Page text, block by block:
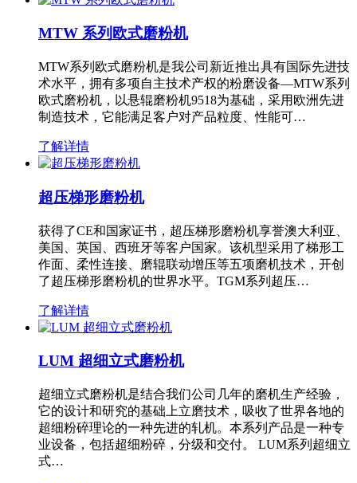
MTW 系列欧式磨粉机
MTW系列欧式磨粉机是我公司新近推出具有国际先进技
术水平，拥有多项自主技术产权的粉磨设备—MTW系列
欧式磨粉机，以悬辊磨粉机9518为基础，采用欧洲先进
制造技术，它能满足客户对产品粒度、性能可…
了解详情
超压梯形磨粉机
获得了CE和国家证书，超压梯形磨粉机享誉澳大利亚、
美国、英国、西班牙等客户国家。该机型采用了梯形工
作面、柔性连接、磨辊联动增压等五项磨机技术，开创
了超压梯形磨粉机的世界水平。TGM系列超压…
了解详情
LUM 超细立式磨粉机
超细立式磨粉机是结合我们公司几年的磨机生产经验，
它的设计和研究的基础上立磨技术，吸收了世界各地的
超细粉碎理论的一种先进的轧机。本系列产品是一种专
业设备，包括超细粉碎，分级和交付。 LUM系列超细立
式…